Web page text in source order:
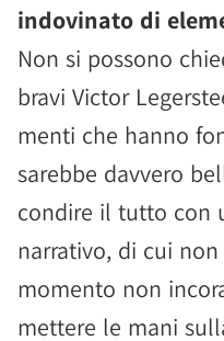
indovinato di
Non si possono
bravi Victor
menti che hanno
sarebbe davvero
condire il tutto con
narrativo, di cui
momento non
mettere le mani